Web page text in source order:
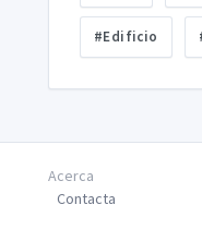
#Edificio
Acerca
Contacta